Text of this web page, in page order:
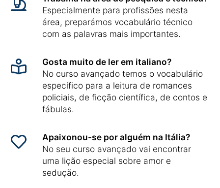
Especialmente para profissões nesta
área, preparámos vocabulário técnico
com as palavras mais importantes.
Gosta muito de ler em italiano?
No curso avançado temos o vocabulário
específico para a leitura de romances
policiais, de ficção científica, de contos e
fábulas.
Apaixonou-se por alguém na Itália?
No seu curso avançado vai encontrar
uma lição especial sobre amor e
sedução.